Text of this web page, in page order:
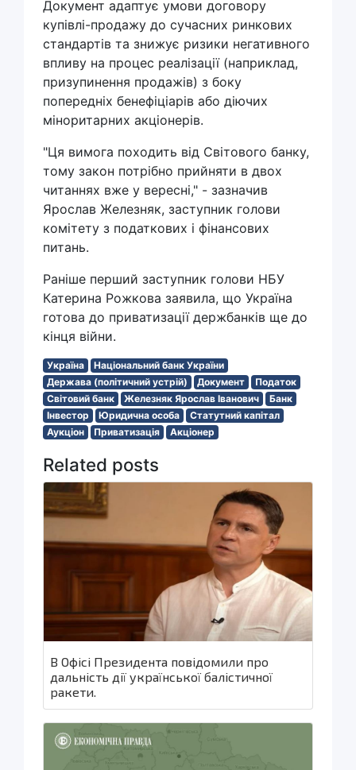
Документ адаптує умови договору
купівлі-продажу до сучасних ринкових
стандартів та знижує ризики негативного
впливу на процес реалізації (наприклад,
призупинення продажів) з боку
попередніх бенефіціарів або діючих
міноритарних акціонерів.
"Ця вимога походить від Світового банку,
тому закон потрібно прийняти в двох
читаннях вже у вересні," - зазначив
Ярослав Железняк, заступник голови
комітету з податкових і фінансових
питань.
Раніше перший заступник голови НБУ
Катерина Рожкова заявила, що Україна
готова до приватизації держбанків ще до
кінця війни.
Україна
Національний банк України
Держава (політичний устрій)
Документ
Податок
Світовий банк
Железняк Ярослав Іванович
Банк
Інвестор
Юридична особа
Статутний капітал
Аукціон
Приватизація Акціонер
Related posts
В Офісі Президента повідомили про
дальність дії української балістичної
ракети.